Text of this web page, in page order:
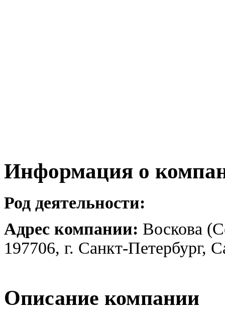
Информация о
Род деятельности:
Адрес компании: Воскова
197706, г. Санкт-Петербург,
Описание компании